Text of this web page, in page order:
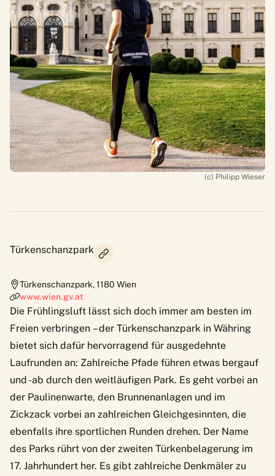
(c) Philipp Wieser
Türkenschanzpark
Türkenschanzpark,1180 Wien
www.wien.gv.at
Die Frühlingsluft lässt sich doch immer am besten im
Freien verbringen – der Türkenschanzpark in Währing
bietet sich dafür hervorragend für ausgedehnte
Laufrunden an: Zahlreiche Pfade führen etwas bergauf
und -ab durch den weitläufigen Park. Es geht vorbei an
der Paulinenwarte, den Brunnenanlagen und im
Zickzack vorbei an zahlreichen Gleichgesinnten, die
ebenfalls ihre sportlichen Runden drehen. Der Name
des Parks rührt von der zweiten Türkenbelagerung im
17. Jahrhundert her. Es gibt zahlreiche Denkmäler zu